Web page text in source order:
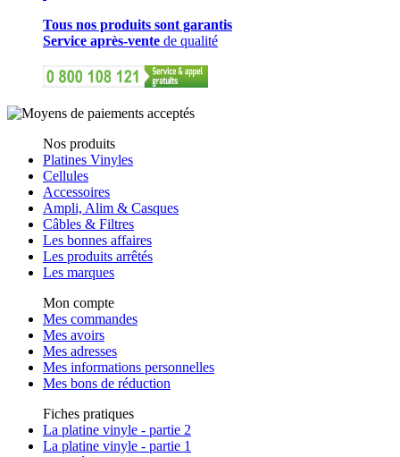
Tous nos produits sont garantis
Service après-vente de qualité
Nos produits
Platines Vinyles
Cellules
Accessoires
Ampli, Alim & Casques
Câbles & Filtres
Les bonnes affaires
Les produits arrêtés
Les marques
Mon compte
Mes commandes
Mes avoirs
Mes adresses
Mes informations personnelles
Mes bons de réduction
Fiches pratiques
La platine vinyle - partie 2
La platine vinyle - partie 1